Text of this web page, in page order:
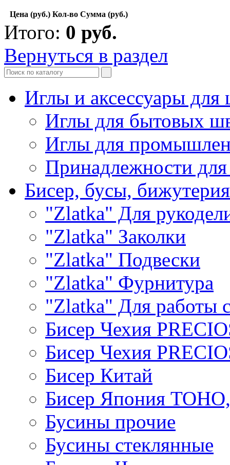
Цена (руб.) Кол-во Сумма (руб.)
Итого: 0 руб.
Вернуться в раздел
Иглы и аксессуары
Иглы для бытовых
Иглы для
Принадлежности
Бисер, бусы, бижутерия
"Zlatka" Для
"Zlatka" Заколки
"Zlatka" Подвески
"Zlatka" Фурнитура
"Zlatka" Для работы
Бисер Чехия
Бисер Чехия
Бисер Китай
Бисер Япония
Бусины прочие
Бусины стеклянные